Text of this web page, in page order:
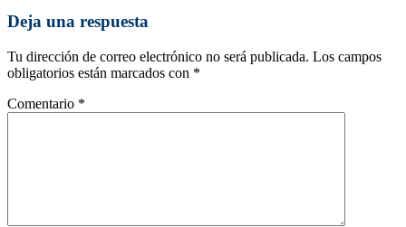
Deja una respuesta
Tu dirección de correo electrónico no será publicada. Los campos
obligatorios están marcados con *
Comentario *